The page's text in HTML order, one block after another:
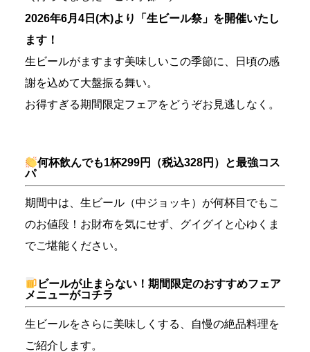
2026年6月4日(木)より「生ビール祭」を開催いたし
ます！
生ビールがますます美味しいこの季節に、日頃の感
謝を込めて大盤振る舞い。
お得すぎる期間限定フェアをどうぞお見逃しなく。
何杯飲んでも1杯299円（税込328円）と最強コス
パ
期間中は、生ビール（中ジョッキ）が何杯目でもこ
のお値段！お財布を気にせず、グイグイと心ゆくま
でご堪能ください。
ビールが止まらない！期間限定のおすすめフェア
メニューがコチラ
生ビールをさらに美味しくする、自慢の絶品料理を
ご紹介します。